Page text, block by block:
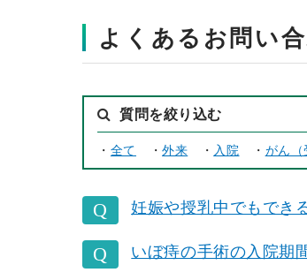
よくあるお問い
質問を絞り込む
・ 全て ・外来 ・ 入院 ・ がん（
妊娠や授乳中でもでき
いぼ痔の手術の入院期